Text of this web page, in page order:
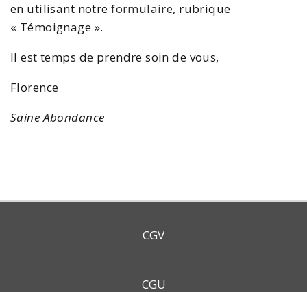
en utilisant notreformulaire, rubrique
« Témoignage ».
Il est temps de prendre soin de vous,
Florence
Saine Abondance
CGV
CGU